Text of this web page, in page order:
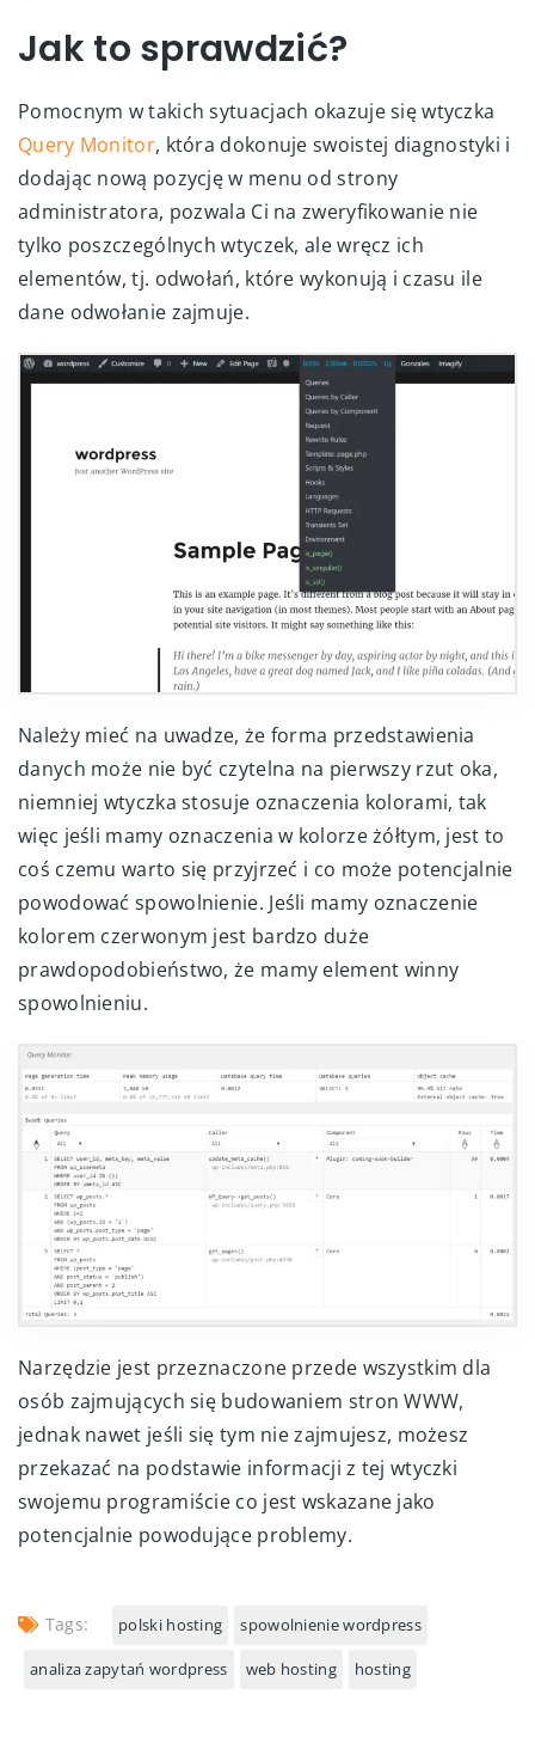
Jak to sprawdzić?
Pomocnym w takich sytuacjach okazuje się wtyczka
Query Monitor, która dokonuje swoistej diagnostyki i
dodając nową pozycję w menu od strony
administratora, pozwala Ci na zweryfikowanie nie
tylko poszczególnych wtyczek, ale wręcz ich
elementów, tj. odwołań, które wykonują i czasu ile
dane odwołanie zajmuje.
Należy mieć na uwadze, że forma przedstawienia
danych może nie być czytelna na pierwszy rzut oka,
niemniej wtyczka stosuje oznaczenia kolorami, tak
więc jeśli mamy oznaczenia w kolorze żółtym, jest to
coś czemu warto się przyjrzeć i co może potencjalnie
powodować spowolnienie. Jeśli mamy oznaczenie
kolorem czerwonym jest bardzo duże
prawdopodobieństwo, że mamy element winny
spowolnieniu.
Narzędzie jest przeznaczone przede wszystkim dla
osób zajmujących się budowaniem stron WWW,
jednak nawet jeśli się tym nie zajmujesz, możesz
przekazać na podstawie informacji z tej wtyczki
swojemu programiście co jest wskazane jako
potencjalnie powodujące problemy.
Tags: polski hosting spowolnienie wordpress
analiza zapytań wordpress web hosting hosting